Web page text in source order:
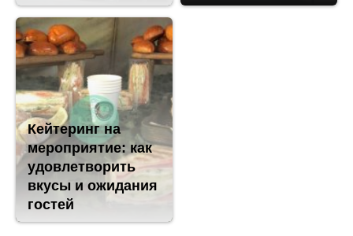
Кейтеринг на
мероприятие: как
удовлетворить
вкусы и ожидания
гостей